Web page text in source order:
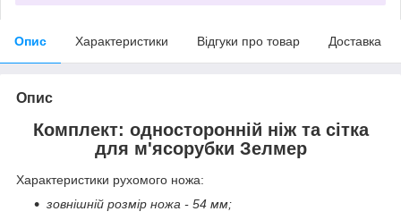
Опис Характеристики Відгуки про товар Доставка
Опис
Комплект: односторонній ніж та сітка
для м'ясорубки Зелмер
Характеристики рухомого ножа:
зовнішній розмір ножа - 54 мм;